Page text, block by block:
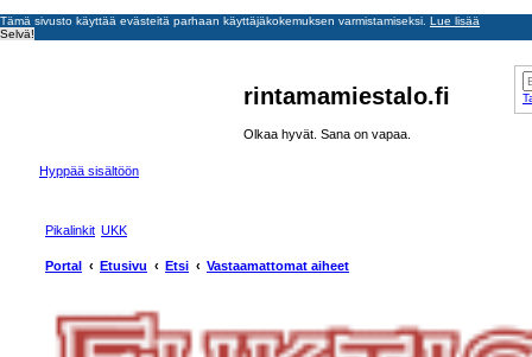
Tämä sivusto käyttää evästeitä parhaan käyttäjäkokemuksen varmistamiseksi. Lue lisää
Selvä!
rintamamiestalo.fi
Olkaa hyvät. Sana on vapaa.
Hyppää sisältöön
Pikalinkit UKK
Portal Etusivu Etsi Vastaamattomat aiheet